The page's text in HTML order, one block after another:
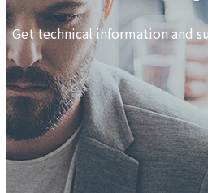
Get technical information and